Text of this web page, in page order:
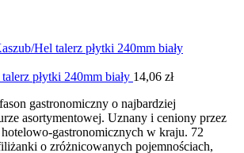
płytki 240mm biały 14,06 zł
gastronomiczny o najbardziej
asortymentowej. Uznany i ceniony przez
gastronomicznych w kraju. 72
o zróżnicowanych pojemnościach,